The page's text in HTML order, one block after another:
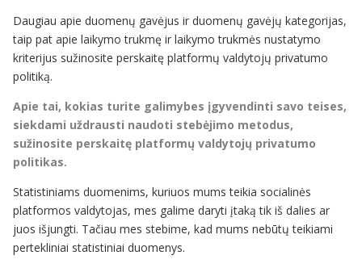
Daugiau apie duomenų gavėjus ir duomenų gavėjų kategorijas,
taip pat apie laikymo trukmę ir laikymo trukmės nustatymo
kriterijus sužinosite perskaitę platformų valdytojų privatumo
politiką.
Apie tai, kokias turite galimybes įgyvendinti savo teises,
siekdami uždrausti naudoti stebėjimo metodus,
sužinosite perskaitę platformų valdytojų privatumo
politikas.
Statistiniams duomenims, kuriuos mums teikia socialinės
platformos valdytojas, mes galime daryti įtaką tik iš dalies ar
juos išjungti. Tačiau mes stebime, kad mums nebūtų teikiami
pertekliniai statistiniai duomenys.